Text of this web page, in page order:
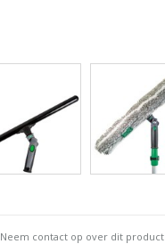
Neem contact op over dit product